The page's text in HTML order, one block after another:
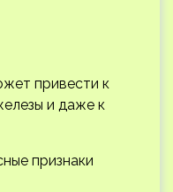
привести к
и даже к